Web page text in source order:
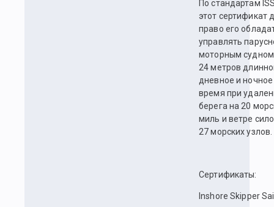
По стандартам
этот сертификат
право его
управлять
моторным
24 метров
дневное и ночное
время при
берега на 20
миль и ветре
27 морских узлов.
Сертификаты:
Inshore Skipper